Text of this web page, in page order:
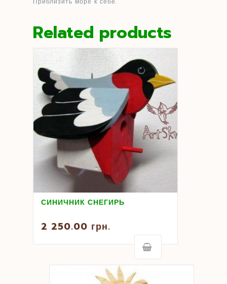
Related products
СИНИЧНИК СНЕГИРЬ
2 250.00 грн.